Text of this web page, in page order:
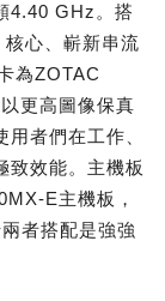
4.40 GHz。搭
心、嶄新串流
為ZOTAC
更高圖像保真
者們在工作、
致效能。主機板
E主機板，
者搭配是強強